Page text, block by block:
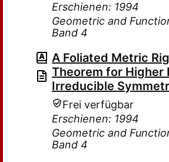
Erschienen: 1994
Geometric and
Band 4
A Foliated Metric
Theorem for Higher
Irreducible
Frei verfügbar
Erschienen: 1994
Geometric and
Band 4